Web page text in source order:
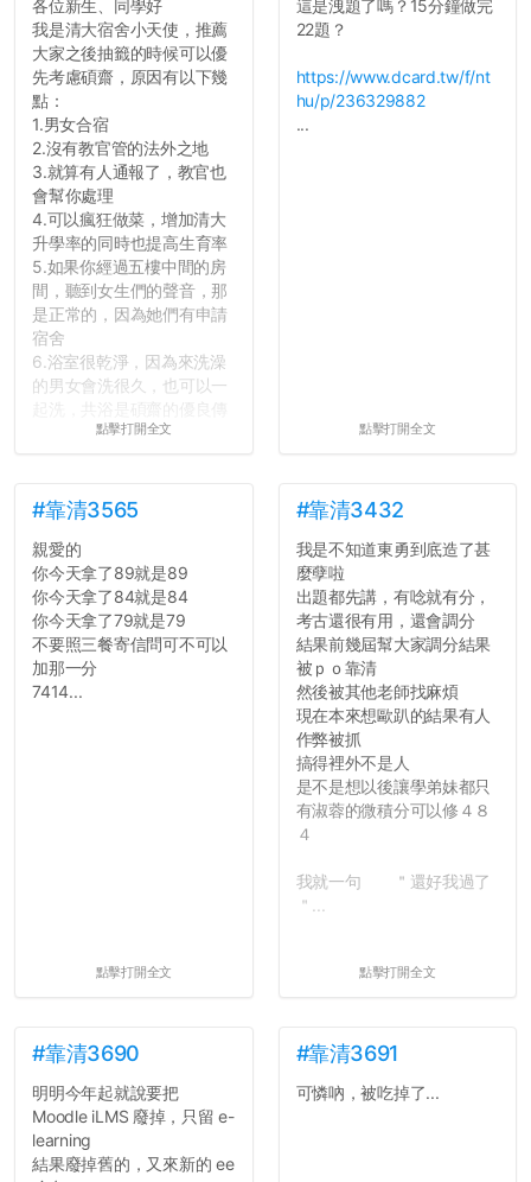
反正老人我明天就要搬離新
竹，之後如何發展與我無
吧XD，祝學弟妹們修課順利
~~...
各位新生、同學好
我是清大宿舍小天使，推薦
大家之後抽籤的時候可以優
先考慮碩齋，原因有以下幾
點：
1.男女合宿
2.沒有教官管的法外之地
3.就算有人通報了，教官也
會幫你處理
4.可以瘋狂做菜，增加清大
升學率的同時也提高生育率
5.如果你經過五樓中間的房
間，聽到女生們的聲音，那
是正常的，因為她們有申請
宿舍
6.浴室很乾淨，因為來洗澡
的男女會洗很久，也可以一
舍房間，都歡迎留言讓我知
道...
點擊打開全文
這是洩題了嗎？15分鐘做完
22題？
https://www.dcard.tw/f/nt
hu/p/236329882
...
點擊打開全文
#靠清3565
親愛的
你今天拿了89就是89
你今天拿了84就是84
你今天拿了79就是79
不要照三餐寄信問可不可以
加那一分
7414...
點擊打開全文
#靠清3432
我是不知道東勇到底造了甚
麼孽啦
出題都先講，有唸就有分，
考古還很有用，還會調分
結果前幾屆幫大家調分結果
被ｐｏ靠清
然後被其他老師找麻煩
現在本來想歐趴的結果有人
作弊被抓
搞得裡外不是人
是不是想以後讓學弟妹都只
有淑蓉的微積分可以修４８
４
我就一句 ＂還好我過了
＂...
點擊打開全文
#靠清3690
明明今年起就說要把
Moodle iLMS 廢掉，只留 e-
learning
結果廢掉舊的，又來新的 ee
#靠清3691
可憐吶，被吃掉了...